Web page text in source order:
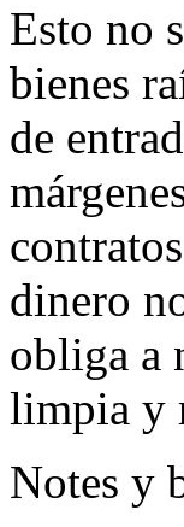
Esto no
bienes
de
dinero
obliga a
limpia y
Notes y